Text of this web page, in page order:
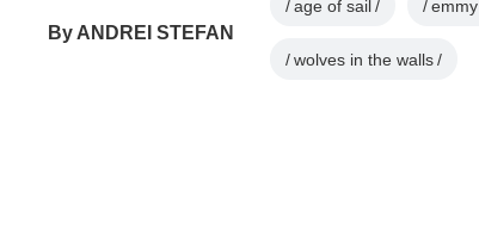
By ANDREI STEFAN
age of sail emmy
wolves in the walls